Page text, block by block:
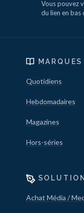
Vous pouvez
du lien en bas
Quotidiens
Hebdomadaires
Magazines
Hors-séries
Achat Média /